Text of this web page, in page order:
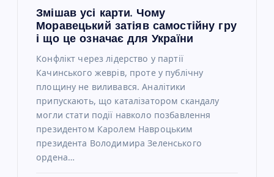
Змішав усі карти. Чому
Моравецький затіяв самостійну гру
і що це означає для України
Конфлікт через лідерство у партії
Качинського жеврів, проте у публічну
площину не виливався. Аналітики
припускають, що каталізатором скандалу
могли стати події навколо позбавлення
президентом Каролем Навроцьким
президента Володимира Зеленського
ордена…